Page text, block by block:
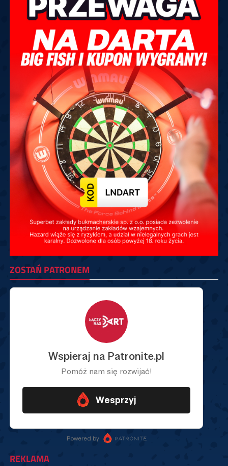
ZOSTAŃ PATRONEM
REKLAMA